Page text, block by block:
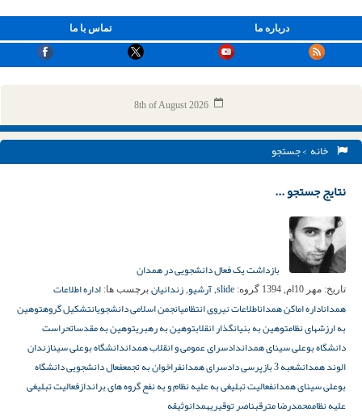
تماس با ما درباره ما
8th of August 2026
خانه > جستجو
نتایج جستجو ...
بازداشت یک فعال دانشجویی در همدان
تاریخ: مهر 10ام, 1394 گروه: slide
, آرشیو, زندانیان برچسب ها: اداره اطلاعات
همداناداره اماکن همداناطلاعات نیروی انتظامیانجمن اسلامی دانشجویانتشکیل گروهتوهین
به ارزشهای نظامتوهین به بنیانگذار انقلابتوهین به رهبریتوهین به مقدساتحراست
دانشگاه بوعلی سینای همداندادسرای عمومی و انقلاب همداندانشگاه بوعلی سینازندان
الوند همدانشعبه 3 بازپرسی دادسرای همدان فراخوان به تجمعفعال دانشجویی دانشگاه
بوعلی سینای همدانفعالیت تبلیغی به علیه نظام و به نفع گروه های براندازفعالیت تبلیغی
علیه نظاممحمدرضا مترقبناصر توقیریهمدانوثیقه